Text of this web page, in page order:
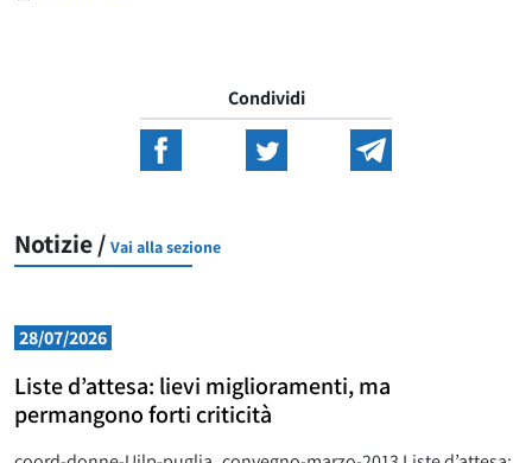
Condividi
Notizie / Vai alla sezione
28/07/2026
Liste d’attesa: lievi miglioramenti, ma
permangono forti criticità